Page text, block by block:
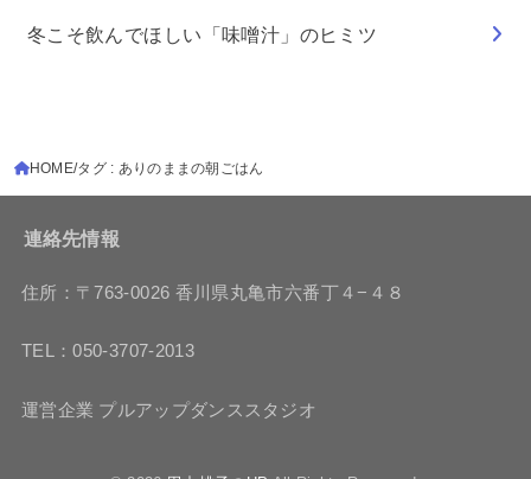
冬こそ飲んでほしい「味噌汁」のヒミツ
HOME タグ : ありのままの朝ごはん
連絡先情報
住所：〒763-0026 香川県丸亀市六番丁４−４８
TEL：050-3707-2013
運営企業 プルアップダンススタジオ